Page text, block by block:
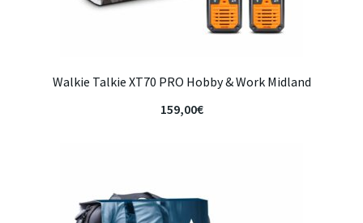
Walkie Talkie XT70 PRO Hobby & Work Midland
159,00€